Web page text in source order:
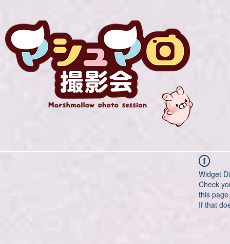
Widget
Check
this page.
If that